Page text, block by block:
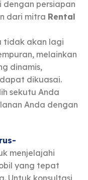
dengan persiapan
dari mitra Rental
tidak akan lagi
melainkan
dinamis,
dikuasai.
sekutu Anda
Anda dengan
menjelajahi
yang tepat